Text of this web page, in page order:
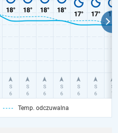
Temp. odczuwalna